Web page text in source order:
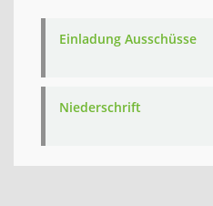
Einladung Ausschüsse
Niederschrift